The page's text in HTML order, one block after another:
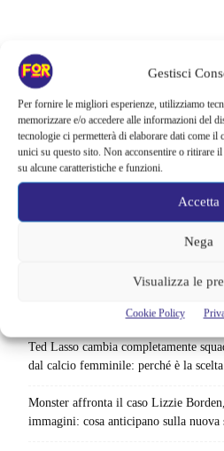
Gestisci
Per fornire le migliori esperienze, utilizziamo
memorizzare e/o accedere alle informazioni del
tecnologie ci permetterà di elaborare dati come
unici su questo sito. Non acconsentire o ritirare
su alcune caratteristiche e funzioni.
Accetta
Nega
Visualizza le
Cookie Policy
Il creatore di Yellowstone firma un
Fallout e One Piece: il risultato è
Ted Lasso cambia completamente
dal calcio femminile: perché è la
Monster affronta il caso Lizzie
immagini: cosa anticipano sulla nuova